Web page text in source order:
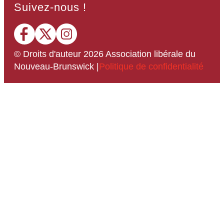
Suivez-nous !
© Droits d'auteur 2026 Association libérale du
Nouveau-Brunswick |Politique de confidentialité